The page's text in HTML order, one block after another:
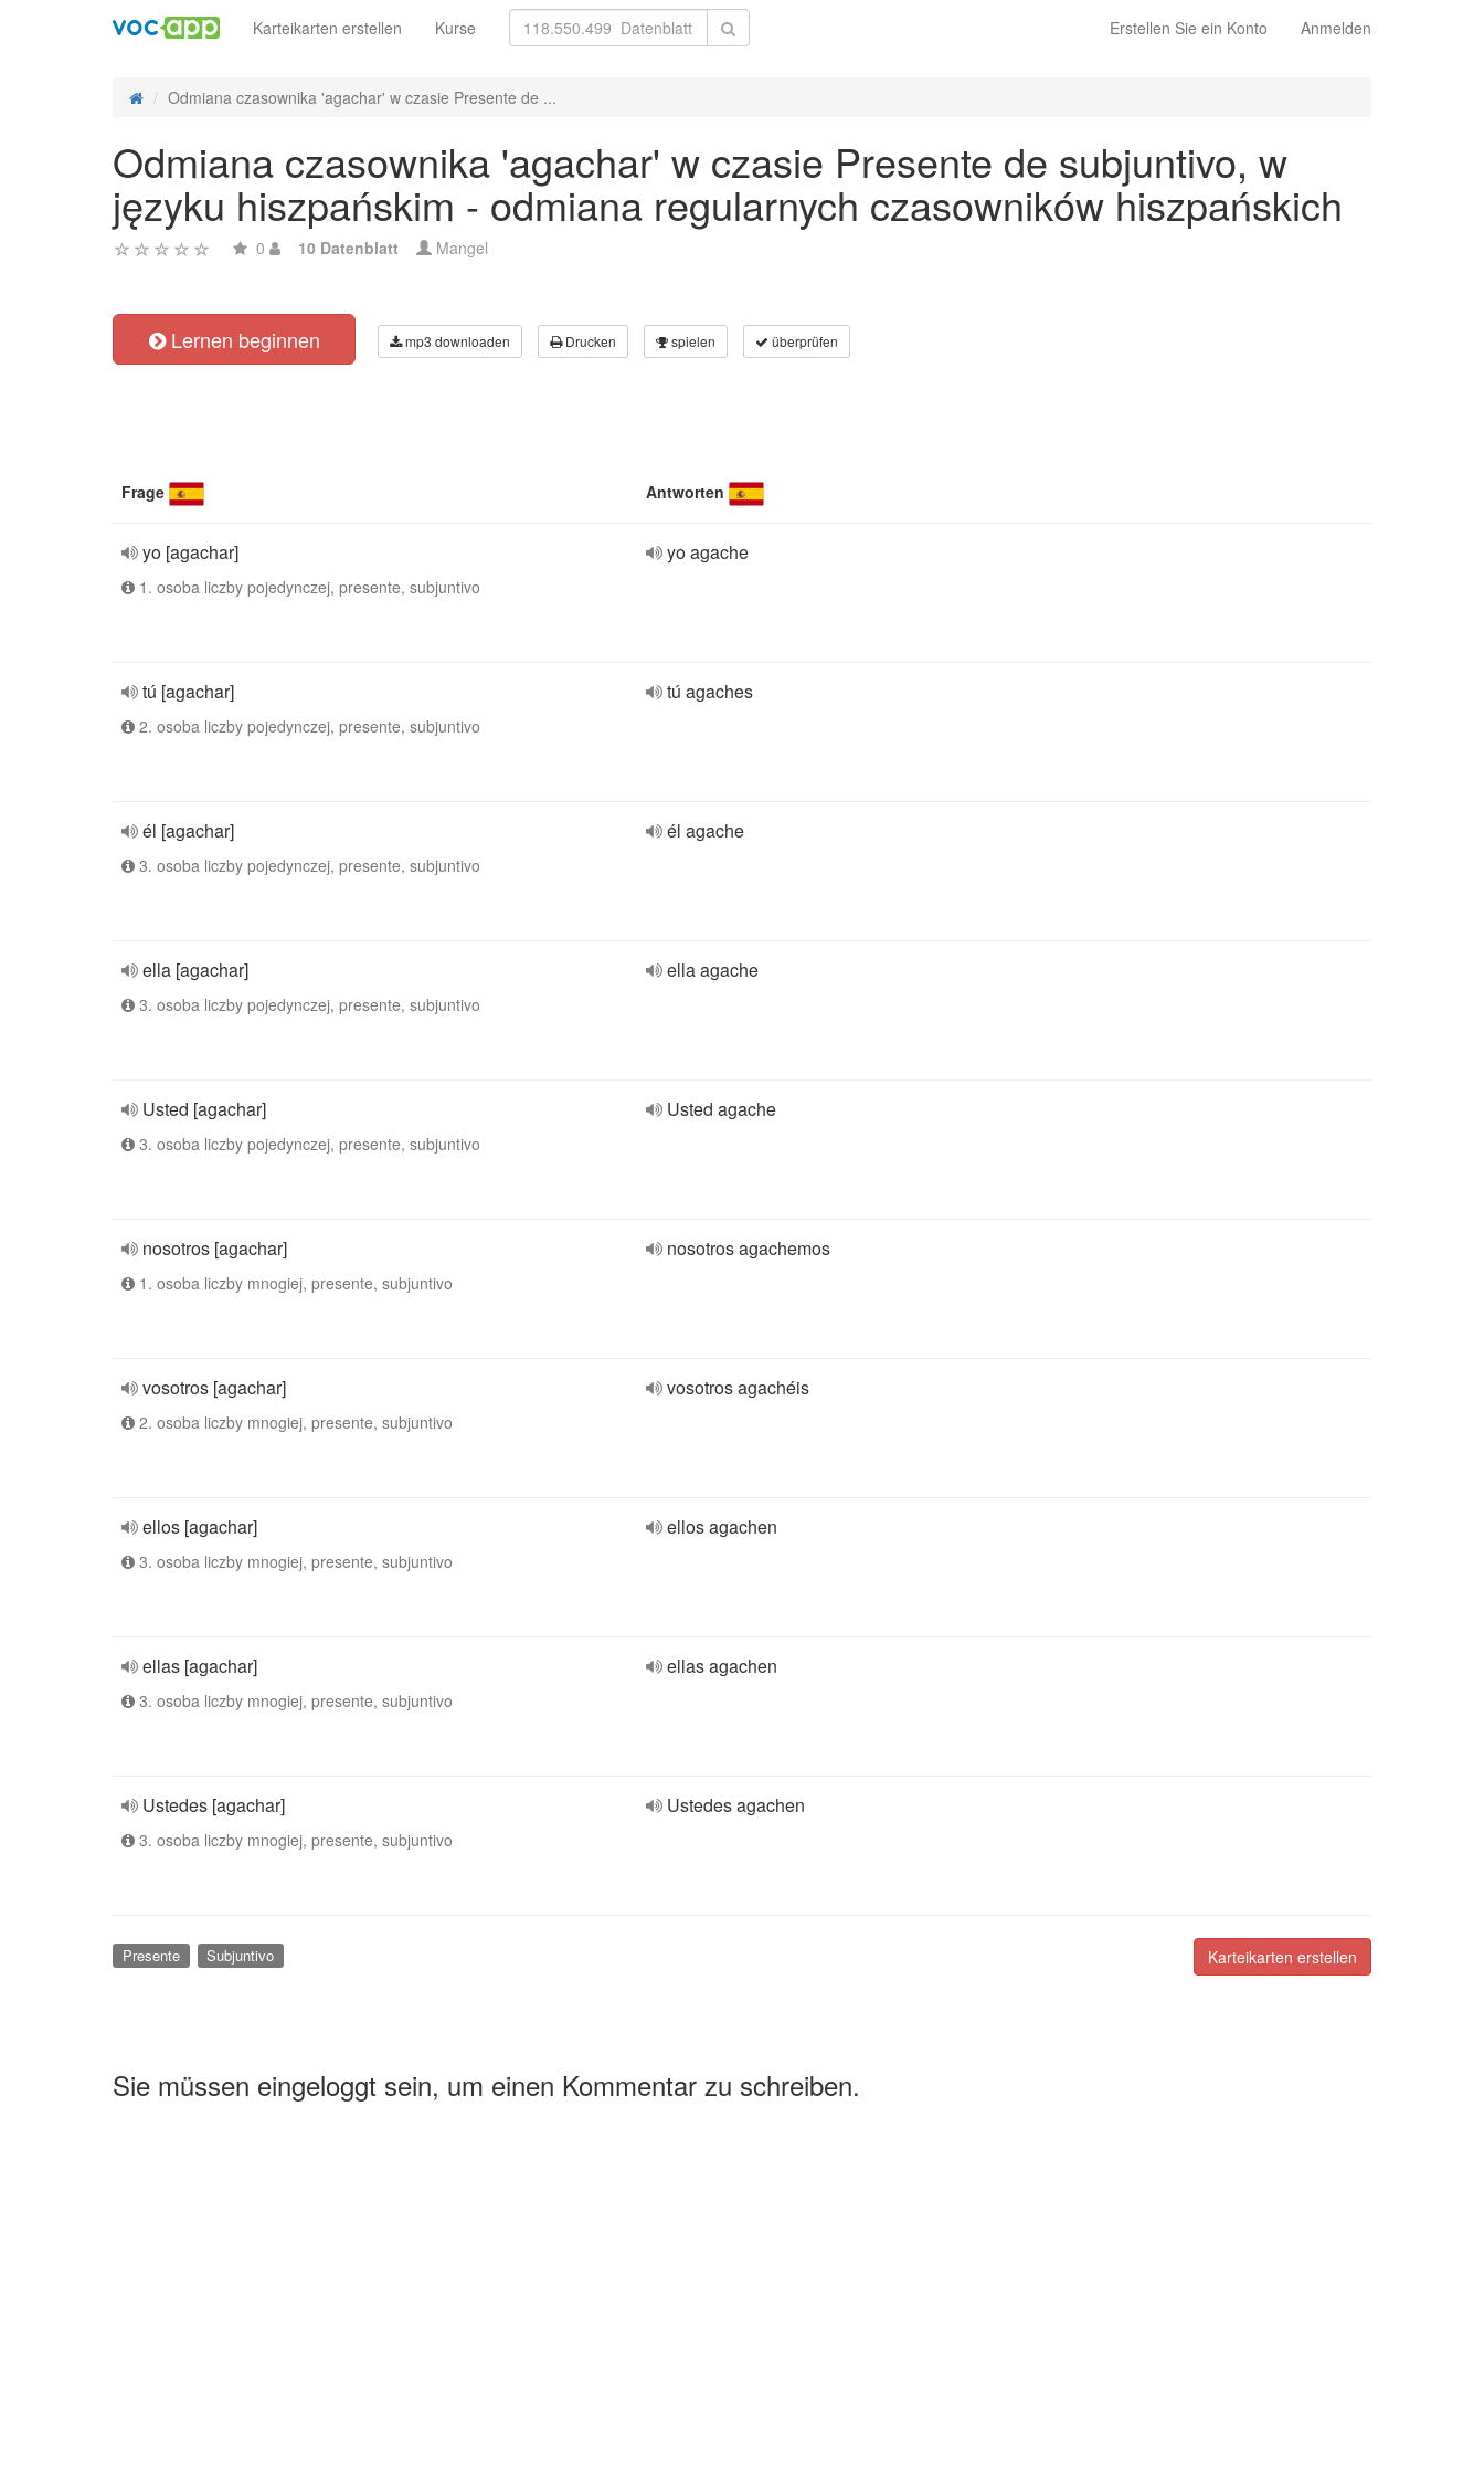
Erstellen Sie ein Konto Anmelden
Karteikarten erstellen Kurse
Odmiana czasownika 'agachar' w czasie Presente de ...
Odmiana czasownika 'agachar' w czasie Presente de subjuntivo, w
języku hiszpańskim - odmiana regularnych czasowników hiszpańskich
0 10 Datenblatt Mangel
Lernen beginnen mp3 downloaden Drucken spielen überprüfen
Frage Antworten
yo [agachar]
1. osoba liczby pojedynczej, presente, subjuntivo
yo agache
tú [agachar]
2. osoba liczby pojedynczej, presente, subjuntivo
tú agaches
él [agachar]
3. osoba liczby pojedynczej, presente, subjuntivo
él agache
ella [agachar]
3. osoba liczby pojedynczej, presente, subjuntivo
ella agache
Usted [agachar]
3. osoba liczby pojedynczej, presente, subjuntivo
Usted agache
nosotros [agachar]
1. osoba liczby mnogiej, presente, subjuntivo
nosotros agachemos
vosotros [agachar]
2. osoba liczby mnogiej, presente, subjuntivo
vosotros agachéis
ellos [agachar]
3. osoba liczby mnogiej, presente, subjuntivo
ellos agachen
ellas [agachar]
3. osoba liczby mnogiej, presente, subjuntivo
ellas agachen
Ustedes [agachar]
3. osoba liczby mnogiej, presente, subjuntivo
Ustedes agachen
Karteikarten erstellen
Presente Subjuntivo
Sie müssen eingeloggt sein, um einen Kommentar zu schreiben.